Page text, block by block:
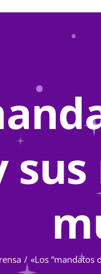
«Los “mandatos